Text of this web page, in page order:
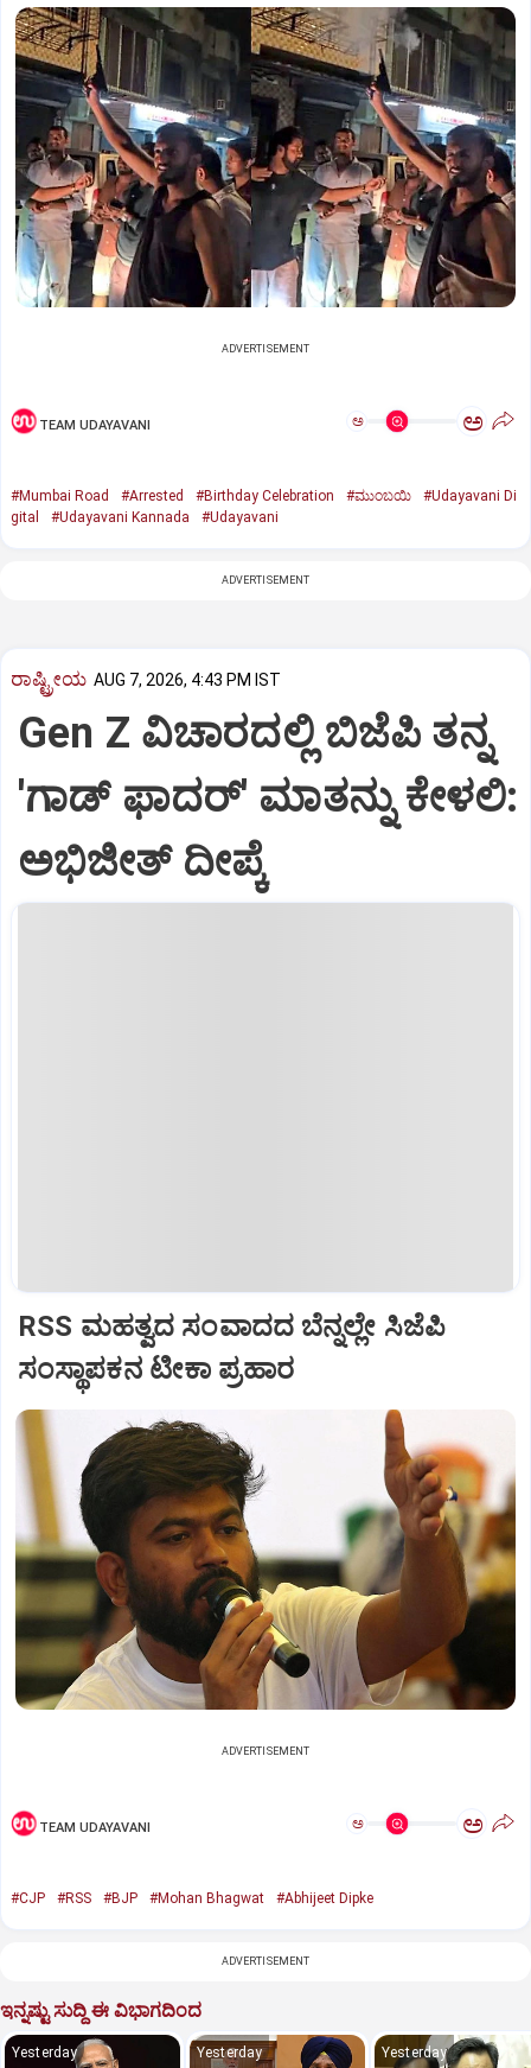
ADVERTISEMENT
TEAM UDAYAVANI ಅ ಅ
#Mumbai Road #Arrested #Birthday Celebration #ಮುಂಬಯಿ
#Udayavani Di
gital
#Udayavani Kannada #Udayavani
ADVERTISEMENT
ರಾಷ್ಟ್ರೀಯ AUG 7, 2026, 4:43 PM IST
Gen Z ವಿಚಾರದಲ್ಲಿ ಬಿಜೆಪಿ ತನ್ನ
'ಗಾಡ್ ಫಾದರ್' ಮಾತನ್ನು ಕೇಳಲಿ:
ಅಭಿಜೀತ್ ದೀಪ್ಕೆ
RSS ಮಹತ್ವದ ಸಂವಾದದ ಬೆನ್ನಲ್ಲೇ ಸಿಜೆಪಿ
ಸಂಸ್ಥಾಪಕನ ಟೀಕಾ ಪ್ರಹಾರ
ADVERTISEMENT
TEAM UDAYAVANI ಅ ಅ
#CJP #RSS #BJP #Mohan Bhagwat #Abhijeet Dipke
ADVERTISEMENT
ಇನ್ನಷ್ಟು ಸುದ್ದಿ ಈ ವಿಭಾಗದಿಂದ
Yesterday Yesterday Yesterday